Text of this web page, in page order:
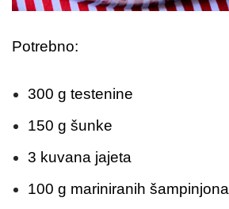
Potrebno:
300 g testenine
150 g šunke
3 kuvana jajeta
100 g mariniranih šampinjona